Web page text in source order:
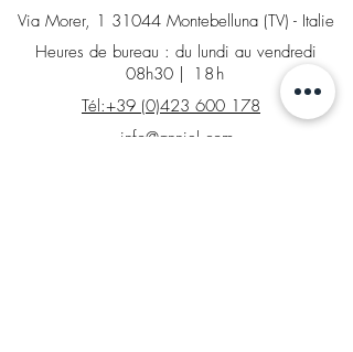
Heures de bureau : du lundi au vendredi
08h30 | 18h
Tél:+39 (0)423 600 178
info@anniel.com
Via Morer, 1 31044 Montebelluna (TV) - Italie